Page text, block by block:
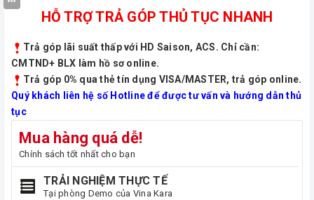
HỖ TRỢ TRẢ GÓP THỦ TỤC NHANH
Trả góp lãi suất thấp với HD Saison, ACS. Chỉ cần:
CMTND+ BLX làm hồ sơ online.
Trả góp 0% qua thẻ tín dụng VISA/MASTER, trả góp online.
Quý khách liên hệ số Hotline để được tư vấn và hướng dẫn thủ
tục
Mua hàng quá dễ!
Chính sách tốt nhất cho bạn
TRẢI NGHIỆM THỰC TẾ
Tại phòng Demo của Vina Kara